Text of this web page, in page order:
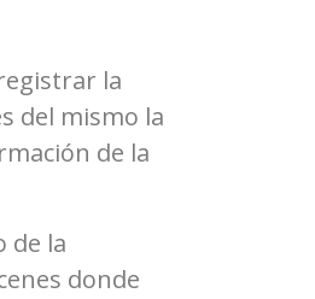
la
del mismo la
de la
de la
donde